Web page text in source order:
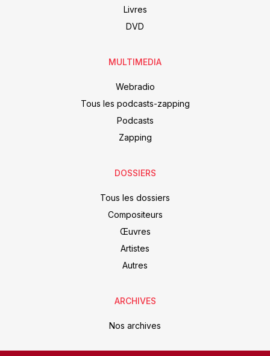
Livres
DVD
MULTIMEDIA
Webradio
Tous les podcasts-zapping
Podcasts
Zapping
DOSSIERS
Tous les dossiers
Compositeurs
Œuvres
Artistes
Autres
ARCHIVES
Nos archives